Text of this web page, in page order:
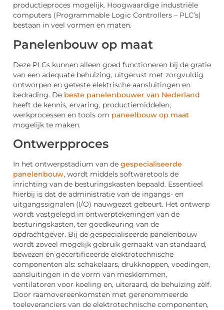
productieproces mogelijk. Hoogwaardige industriële
computers (Programmable Logic Controllers – PLC’s)
bestaan in veel vormen en maten.
Panelenbouw op maat
Deze PLCs kunnen alleen goed functioneren bij de gratie
van een adequate behuizing, uitgerust met zorgvuldig
ontworpen en geteste elektrische aansluitingen en
bedrading. De beste panelenbouwer van Nederland
heeft de kennis, ervaring, productiemiddelen,
werkprocessen en tools om paneelbouw op maat
mogelijk te maken.
Ontwerpproces
In het ontwerpstadium van de gespecialiseerde
panelenbouw, wordt middels softwaretools de
inrichting van de besturingskasten bepaald. Essentieel
hierbij is dat de administratie van de ingangs- en
uitgangssignalen (I/O) nauwgezet gebeurt. Het ontwerp
wordt vastgelegd in ontwerptekeningen van de
besturingskasten, ter goedkeuring van de
opdrachtgever. Bij de gespecialiseerde panelenbouw
wordt zoveel mogelijk gebruik gemaakt van standaard,
bewezen en gecertificeerde elektrotechnische
componenten als: schakelaars, drukknoppen, voedingen,
aansluitingen in de vorm van mesklemmen,
ventilatoren voor koeling en, uiteraard, de behuizing zèlf.
Door raamovereenkomsten met gerenommeerde
toeleveranciers van de elektrotechnische componenten,